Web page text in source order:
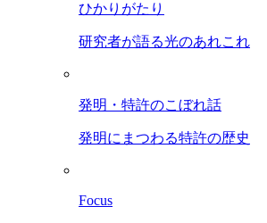
ひかりがたり
研究者が語る光のあれこれ
発明・特許のこぼれ話
発明にまつわる特許の歴史
Focus